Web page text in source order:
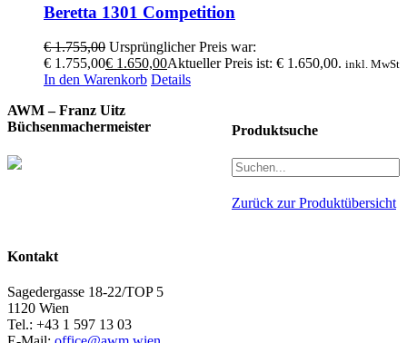
Beretta 1301 Competition
€1.755,00 Ursprünglicher Preis war:
€ 1.755,00€ 1.650,00Aktueller Preis ist: € 1.650,00. inkl. MwSt
In den Warenkorb Details
Produktsuche
Zurück zur Produktübersicht
AWM – Franz Uitz
Büchsenmachermeister
Kontakt
Sagedergasse 18-22/TOP 5
1120 Wien
Tel.: +43 1 597 13 03